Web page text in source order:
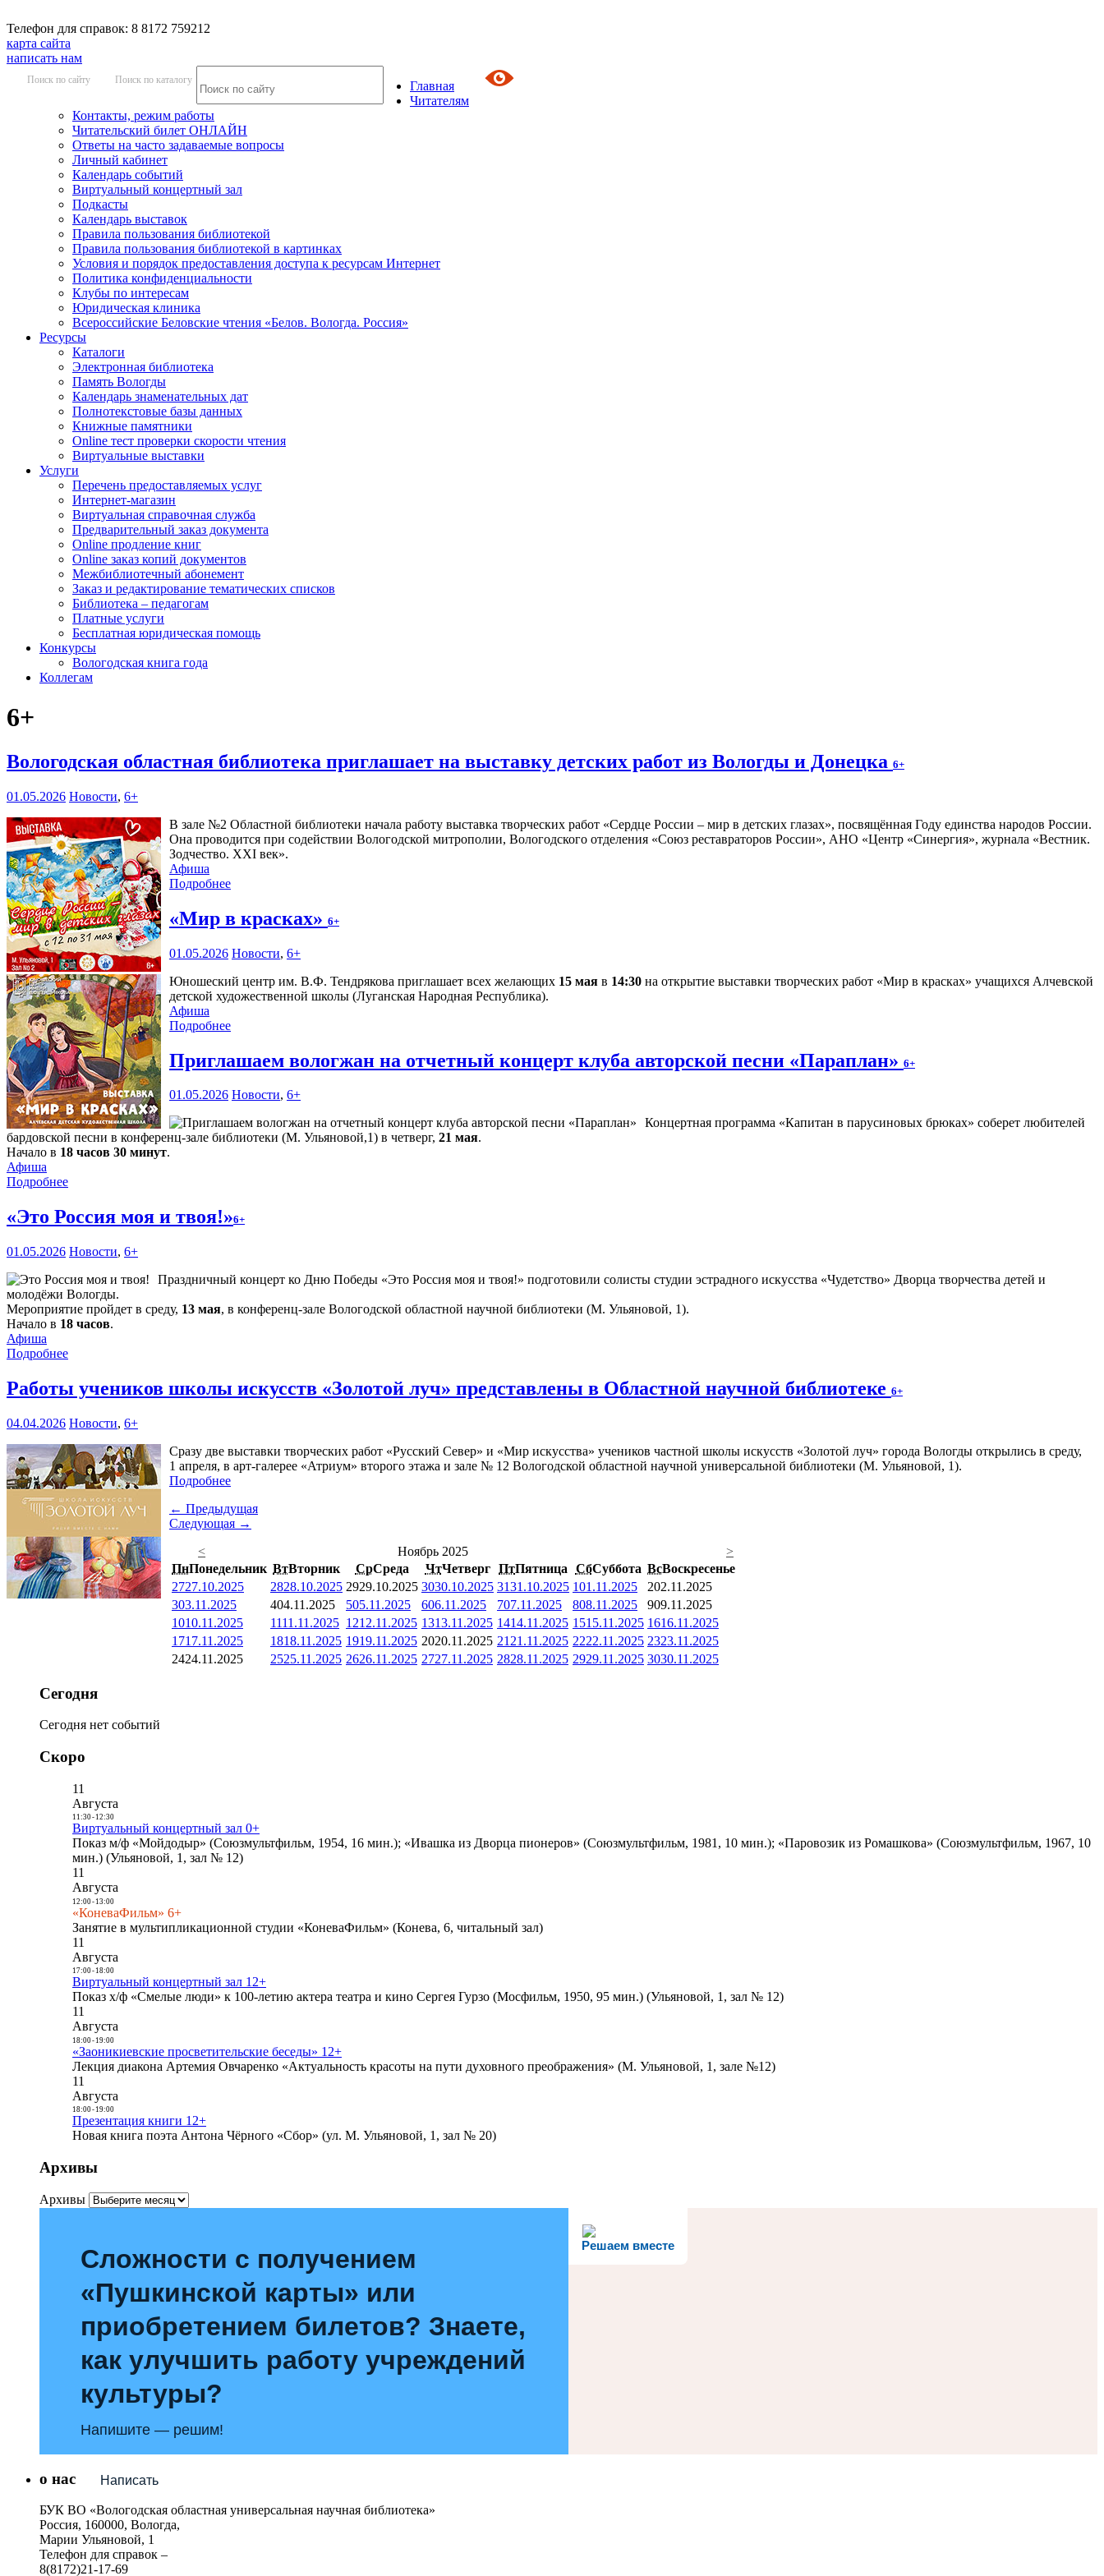
Телефон для справок: 8 8172 759212
карта сайта
написать нам
Поиск по сайту Поиск по каталогу
Главная
Читателям
Контакты, режим работы
Читательский билет ОНЛАЙН
Ответы на часто задаваемые вопросы
Личный кабинет
Календарь событий
Виртуальный концертный зал
Подкасты
Календарь выставок
Правила пользования библиотекой
Правила пользования библиотекой в картинках
Условия и порядок предоставления доступа к ресурсам Интернет
Политика конфиденциальности
Клубы по интересам
Юридическая клиника
Всероссийские Беловские чтения «Белов. Вологда. Россия»
Ресурсы
Каталоги
Электронная библиотека
Память Вологды
Календарь знаменательных дат
Полнотекстовые базы данных
Книжные памятники
Online тест проверки скорости чтения
Виртуальные выставки
Услуги
Перечень предоставляемых услуг
Интернет-магазин
Виртуальная справочная служба
Предварительный заказ документа
Online продление книг
Online заказ копий документов
Межбиблиотечный абонемент
Заказ и редактирование тематических списков
Библиотека – педагогам
Платные услуги
Бесплатная юридическая помощь
Конкурсы
Вологодская книга года
Коллегам
6+
Вологодская областная библиотека приглашает на выставку детских работ из Вологды и Донецка 6+
01.05.2026 Новости, 6+
В зале №2 Областной библиотеки начала работу выставка творческих работ «Сердце России – мир в детских глазах», посвящённая Году единства народов России.
Она проводится при содействии Вологодской митрополии, Вологодского отделения «Союз реставраторов России», АНО «Центр «Синергия», журнала «Вестник.
Зодчество. XXI век».
Афиша
Подробнее
«Мир в красках» 6+
01.05.2026 Новости, 6+
Юношеский центр им. В.Ф. Тендрякова приглашает всех желающих 15 мая в 14:30 на открытие выставки творческих работ «Мир в красках» учащихся Алчевской
детской художественной школы (Луганская Народная Республика).
Афиша
Подробнее
Приглашаем вологжан на отчетный концерт клуба авторской песни «Параплан» 6+
01.05.2026 Новости, 6+
Концертная программа «Капитан в парусиновых брюках» соберет любителей
бардовской песни в конференц-зале библиотеки (М. Ульяновой,1) в четверг, 21 мая.
Начало в 18 часов 30 минут.
Афиша
Подробнее
«Это Россия моя и твоя!»6+
01.05.2026 Новости, 6+
Праздничный концерт ко Дню Победы «Это Россия моя и твоя!» подготовили солисты студии эстрадного искусства «Чудетство» Дворца творчества детей и
молодёжи Вологды.
Мероприятие пройдет в среду, 13 мая, в конференц-зале Вологодской областной научной библиотеки (М. Ульяновой, 1).
Начало в 18 часов.
Афиша
Подробнее
Работы учеников школы искусств «Золотой луч» представлены в Областной научной библиотеке 6+
04.04.2026 Новости, 6+
Сразу две выставки творческих работ «Русский Север» и «Мир искусства» учеников частной школы искусств «Золотой луч» города Вологды открылись в среду,
1 апреля, в арт-галерее «Атриум» второго этажа и зале № 12 Вологодской областной научной универсальной библиотеки (М. Ульяновой, 1).
Подробнее
← Предыдущая
Следующая →
<
Ноябрь 2025
>
ПнПонедельник ВтВторник СрСреда ЧтЧетверг ПтПятница СбСуббота ВсВоскресенье
2727.10.2025 2828.10.2025 2929.10.2025 3030.10.2025 3131.10.2025 101.11.2025 202.11.2025
303.11.2025 404.11.2025 505.11.2025 606.11.2025 707.11.2025 808.11.2025 909.11.2025
1010.11.2025 1111.11.2025 1212.11.2025 1313.11.2025 1414.11.2025 1515.11.2025 1616.11.2025
1717.11.2025 1818.11.2025 1919.11.2025 2020.11.2025 21 21.11.2025 2222.11.2025 2323.11.2025
2424.11.2025 2525.11.2025 2626.11.2025 2727.11.2025 2828.11.2025 2929.11.2025 3030.11.2025
Сегодня
Сегодня нет событий
Скоро
11
Августа
11:30- 12:30
Виртуальный концертный зал 0+
Показ м/ф «Мойдодыр» (Союзмультфильм, 1954, 16 мин.); «Ивашка из Дворца пионеров» (Союзмультфильм, 1981, 10 мин.); «Паровозик из Ромашкова» (Союзмультфильм, 1967, 10
мин.) (Ульяновой, 1, зал № 12)
11
Августа
12:00- 13:00
«КоневаФильм» 6+
Занятие в мультипликационной студии «КоневаФильм» (Конева, 6, читальный зал)
11
Августа
17:00- 18:00
Виртуальный концертный зал 12+
Показ х/ф «Смелые люди» к 100-летию актера театра и кино Сергея Гурзо (Мосфильм, 1950, 95 мин.) (Ульяновой, 1, зал № 12)
11
Августа
18:00- 19:00
«Заоникиевские просветительские беседы» 12+
Лекция диакона Артемия Овчаренко «Актуальность красоты на пути духовного преображения» (М. Ульяновой, 1, зале №12)
11
Августа
18:00- 19:00
Презентация книги 12+
Новая книга поэта Антона Чёрного «Сбор» (ул. М. Ульяновой, 1, зал № 20)
Архивы
Архивы
Решаем вместе
Сложности с получением
«Пушкинской карты» или
приобретением билетов? Знаете,
как улучшить работу учреждений
культуры?
Напишите — решим!
Написать
о нас
БУК ВО «Вологодская областная универсальная научная библиотека»
Россия, 160000, Вологда,
Марии Ульяновой, 1
Телефон для справок –
8(8172)21-17-69